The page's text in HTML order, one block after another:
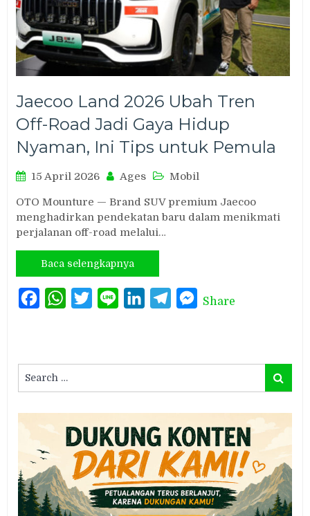
Jaecoo Land 2026 Ubah Tren
Off-Road Jadi Gaya Hidup
Nyaman, Ini Tips untuk Pemula
15 April 2026 Ages Mobil
OTO Mounture — Brand SUV premium Jaecoo
menghadirkan pendekatan baru dalam menikmati
perjalanan off-road melalui…
Baca selengkapnya
FacebookWhatsAppTwitterLine LinkedInTelegramMessenger
Share
for:
Search